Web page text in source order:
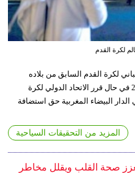
لكرة القدم
لكرة القدم السابق من بلاده
الانسحاب من استضافة كأس العالم 2030 في حال قرر الاتحاد الدولي لكرة
البيضاء المغربية حق استضافة
المزيد من التحقيقات السياحية
صحة القلب ويقلل مخاطر